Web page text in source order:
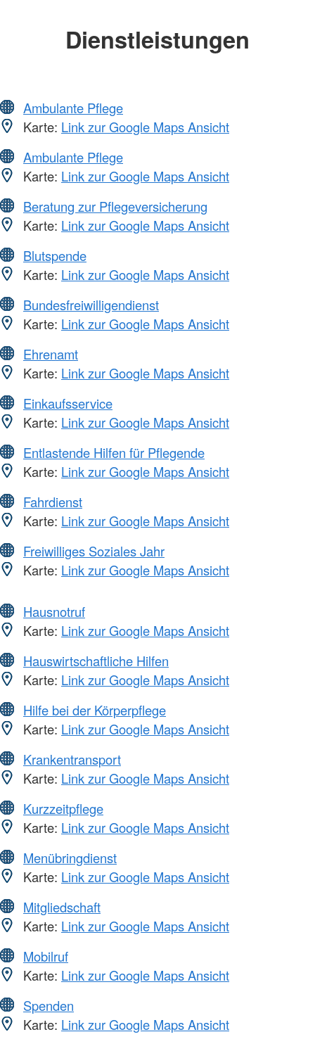
Dienstleistungen
Ambulante Pflege
Karte: Link zur Google Maps Ansicht
Ambulante Pflege
Karte: Link zur Google Maps Ansicht
Beratung zur Pflegeversicherung
Karte: Link zur Google Maps Ansicht
Blutspende
Karte: Link zur Google Maps Ansicht
Bundesfreiwilligendienst
Karte: Link zur Google Maps Ansicht
Ehrenamt
Karte: Link zur Google Maps Ansicht
Einkaufsservice
Karte: Link zur Google Maps Ansicht
Entlastende Hilfen für Pflegende
Karte: Link zur Google Maps Ansicht
Fahrdienst
Karte: Link zur Google Maps Ansicht
Freiwilliges Soziales Jahr
Karte: Link zur Google Maps Ansicht
Hausnotruf
Karte: Link zur Google Maps Ansicht
Hauswirtschaftliche Hilfen
Karte: Link zur Google Maps Ansicht
Hilfe bei der Körperpflege
Karte: Link zur Google Maps Ansicht
Krankentransport
Karte: Link zur Google Maps Ansicht
Kurzzeitpflege
Karte: Link zur Google Maps Ansicht
Menübringdienst
Karte: Link zur Google Maps Ansicht
Mitgliedschaft
Karte: Link zur Google Maps Ansicht
Mobilruf
Karte: Link zur Google Maps Ansicht
Spenden
Karte: Link zur Google Maps Ansicht